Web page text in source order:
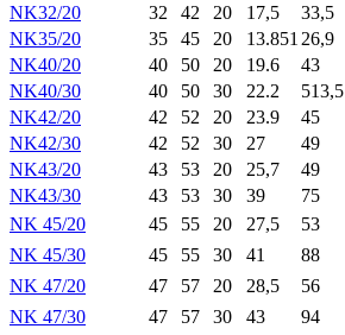
NK32/20
32 42 20 17,5 33,5
NK35/20
35 45 20 13.851 26,9
NK40/20
40 50 20 19.6 43
NK40/30
40 50 30 22.2 513,5
NK42/20
42 52 20 23.9 45
NK42/30
42 52 30 27 49
NK43/20
43 53 20 25,7 49
NK43/30
43 53 30 39 75
NK 45/20
45 55 20 27,5 53
NK 45/30
45 55 30 41 88
NK 47/20
47 57 20 28,5 56
NK 47/30
47 57 30 43 94